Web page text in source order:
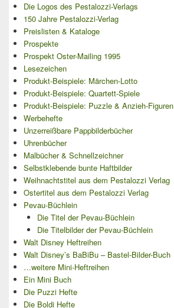
Die Logos des Pestalozzi-Verlags
150 Jahre Pestalozzi-Verlag
Preislisten & Kataloge
Prospekte
Prospekt Oster-Mailing 1995
Lesezeichen
Produkt-Beispiele: Märchen-Lotto
Produkt-Beispiele: Quartett-Spiele
Produkt-Beispiele: Puzzle & Anzieh-Figuren
Werbehefte
Unzerreißbare Pappbilderbücher
Uhrenbücher
Malbücher & Schnellzeichner
Selbstklebende bunte Haftbilder
Weihnachtstitel aus dem Pestalozzi Verlag
Ostertitel aus dem Pestalozzi Verlag
Pevau-Büchlein
Die Titel der Pevau-Büchlein
Die Titelbilder der Pevau-Büchlein
Walt Disney Heftreihen
Walt Disney’s BaBiBu – Bastel-Bilder-Buch
…weitere Mini-Heftreihen
Ein Mini Buch
Die Puzzi Hefte
Die Boldi Hefte